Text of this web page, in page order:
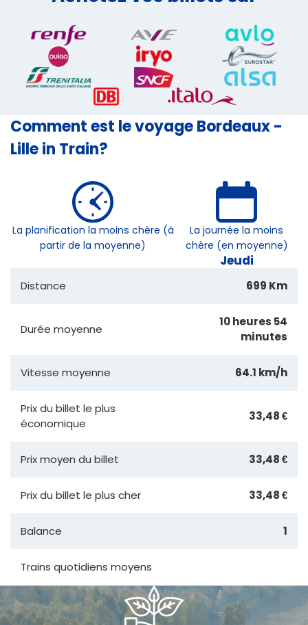
Comment est le voyage Bordeaux -
Lille in Train?
La planification la moins chère (à
partir de la moyenne)
La journée la moins
chère (en moyenne)
Jeudi
Distance 699 Km
Durée moyenne
10 heures 54
minutes
Vitesse moyenne 64.1 km/h
Prix du billet le plus
économique
33,48 €
Prix moyen du billet 33,48 €
Prix du billet le plus cher 33,48 €
Balance 1
Trains quotidiens moyens